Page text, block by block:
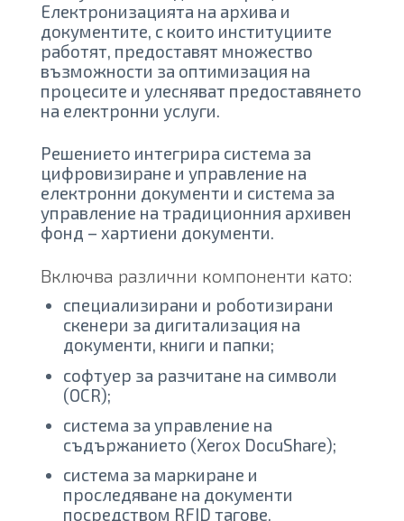
Електронизацията на архива и
документите, с които институциите
работят, предоставят множество
възможности за оптимизация на
процесите и улесняват предоставянето
на електронни услуги.
Решението интегрира система за
цифровизиране и управление на
електронни документи и система за
управление на традиционния архивен
фонд – хартиени документи.
Включва различни компоненти като:
специализирани и роботизирани
скенери за дигитализация на
документи, книги и папки;
софтуер за разчитане на символи
(OCR);
система за управление на
съдържанието (Xerox DocuShare);
система за маркиране и
проследяване на документи
посредством RFID тагове.